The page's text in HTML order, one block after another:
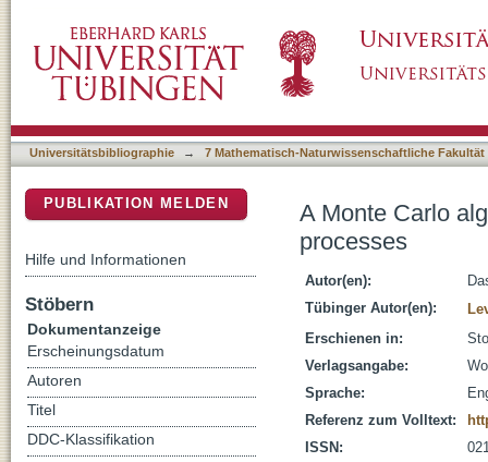
Universitätsbibliographie → 7 Mathematisch-Naturwissenschaftliche Fakultät
A Monte Carlo
processes
Autor(en):
Tübinger Autor(en):
Erschienen in:
Verlagsangabe:
Sprache:
Referenz zum Volltext:
ISSN:
PUBLIKATION MELDEN
Hilfe und Informationen
Stöbern
Dokumentanzeige
Erscheinungsdatum
Autoren
Titel
DDC-Klassifikation